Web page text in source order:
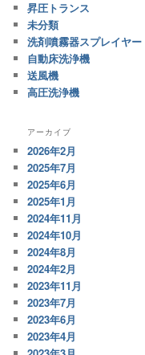
昇圧トランス
未分類
洗剤噴霧器スプレイヤー
自動床洗浄機
送風機
高圧洗浄機
アーカイブ
2026年2月
2025年7月
2025年6月
2025年1月
2024年11月
2024年10月
2024年8月
2024年2月
2023年11月
2023年7月
2023年6月
2023年4月